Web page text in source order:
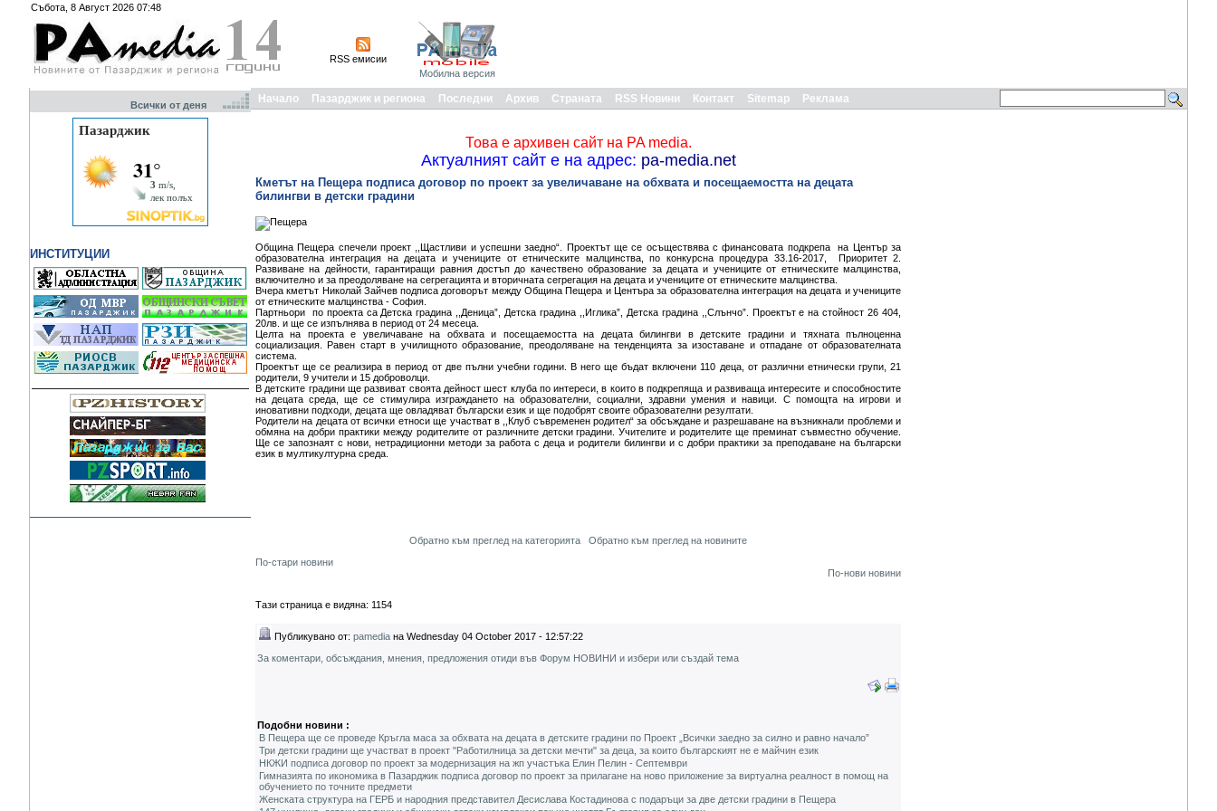
Събота, 8 Август 2026 07:48
RSS емисии
Мобилна версия
Всички от деня
ИНСТИТУЦИИ
Начало Пазарджик и региона Последни Архив Страната RSS Новини Контакт Sitemap Реклама
Това е архивен сайт на PA media.
Актуалният сайт е на адрес: pa-media.net
Кметът на Пещера подписа договор по проект за увеличаване на обхвата и посещаемостта на децата
билингви в детски градини
Община Пещера спечели проект ,,Щастливи и успешни заедно“. Проектът ще се осъществява с финансовата подкрепа на Център за
образователна интеграция на децата и учениците от етническите малцинства, по конкурсна процедура 33.16-2017, Приоритет 2.
Развиване на дейности, гарантиращи равния достъп до качествено образование за децата и учениците от етническите малцинства,
включително и за преодоляване на сегрегацията и вторичната сегрегация на децата и учениците от етническите малцинства.
Вчера кметът Николай Зайчев подписа договорът между Община Пещера и Центъра за образователна интеграция на децата и учениците
от етническите малцинства - София.
Партньори по проекта са Детска градина ,,Деница”, Детска градина ,,Иглика”, Детска градина ,,Слънчо”. Проектът е на стойност 26 404,
20лв. и ще се изпълнява в период от 24 месеца.
Целта на проекта е увеличаване на обхвата и посещаемостта на децата билингви в детските градини и тяхната пълноценна
социализация. Равен старт в училищното образование, преодоляване на тенденцията за изоставане и отпадане от образователната
система.
Проектът ще се реализира в период от две пълни учебни години. В него ще бъдат включени 110 деца, от различни етнически групи, 21
родители, 9 учители и 15 доброволци.
В детските градини ще развиват своята дейност шест клуба по интереси, в които в подкрепяща и развиваща интересите и способностите
на децата среда, ще се стимулира изграждането на образователни, социални, здравни умения и навици. С помощта на игрови и
иновативни подходи, децата ще овладяват български език и ще подобрят своите образователни резултати.
Родители на децата от всички етноси ще участват в ,,Клуб съвременен родител“ за обсъждане и разрешаване на възникнали проблеми и
обмяна на добри практики между родителите от различните детски градини. Учителите и родителите ще преминат съвместно обучение.
Ще се запознаят с нови, нетрадиционни методи за работа с деца и родители билингви и с добри практики за преподаване на български
език в мултикултурна среда.
Обратно към преглед на категорията
Обратно към преглед на новините
По-стари новини
По-нови новини
Тази страница е видяна: 1154
Публикувано от: pamedia на Wednesday 04 October 2017 - 12:57:22
За коментари, обсъждания, мнения, предложения отиди във Форум НОВИНИ и избери или създай тема
Подобни новини :
В Пещера ще се проведе Кръгла маса за обхвата на децата в детските градини по Проект „Всички заедно за силно и равно начало”
Три детски градини ще участват в проект "Работилница за детски мечти" за деца, за които българският не е майчин език
НКЖИ подписа договор по проект за модернизация на жп участъка Елин Пелин - Септември
Гимназията по икономика в Пазарджик подписа договор по проект за прилагане на ново приложение за виртуална реалност в помощ на
обучението по точните предмети
Женската структура на ГЕРБ и народния представител Десислава Костадинова с подаръци за две детски градини в Пещера